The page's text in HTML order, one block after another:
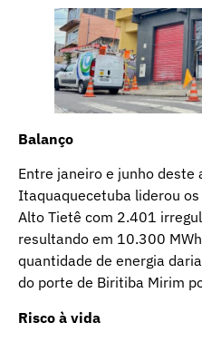
Balanço
Entre janeiro e junho deste
Itaquaquecetuba liderou
Alto Tietê com 2.401
resultando em 10.300
quantidade de energia
do porte de Biritiba Mirim
Risco à vida